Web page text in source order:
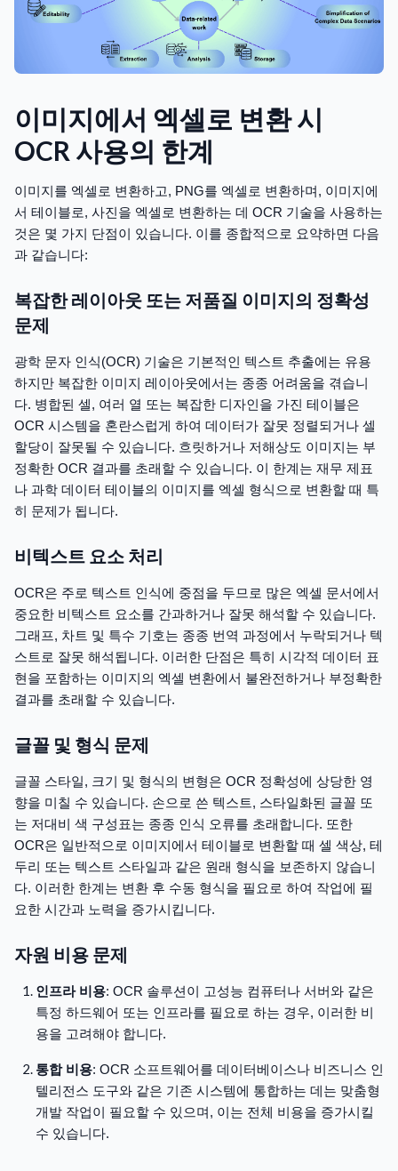
이미지에서 엑셀로 변환 시
OCR 사용의 한계
이미지를 엑셀로 변환하고, PNG를 엑셀로 변환하며, 이미지에
서 테이블로, 사진을 엑셀로 변환하는 데 OCR 기술을 사용하는
것은 몇 가지 단점이 있습니다. 이를 종합적으로 요약하면 다음
과 같습니다:
복잡한 레이아웃 또는 저품질 이미지의 정확성
문제
광학 문자 인식(OCR) 기술은 기본적인 텍스트 추출에는 유용
하지만 복잡한 이미지 레이아웃에서는 종종 어려움을 겪습니
다. 병합된 셀, 여러 열 또는 복잡한 디자인을 가진 테이블은
OCR 시스템을 혼란스럽게 하여 데이터가 잘못 정렬되거나 셀
할당이 잘못될 수 있습니다. 흐릿하거나 저해상도 이미지는 부
정확한 OCR 결과를 초래할 수 있습니다. 이 한계는 재무 제표
나 과학 데이터 테이블의 이미지를 엑셀 형식으로 변환할 때 특
히 문제가 됩니다.
비텍스트 요소 처리
OCR은 주로 텍스트 인식에 중점을 두므로 많은 엑셀 문서에서
중요한 비텍스트 요소를 간과하거나 잘못 해석할 수 있습니다.
그래프, 차트 및 특수 기호는 종종 번역 과정에서 누락되거나 텍
스트로 잘못 해석됩니다. 이러한 단점은 특히 시각적 데이터 표
현을 포함하는 이미지의 엑셀 변환에서 불완전하거나 부정확한
결과를 초래할 수 있습니다.
글꼴 및 형식 문제
글꼴 스타일, 크기 및 형식의 변형은 OCR 정확성에 상당한 영
향을 미칠 수 있습니다. 손으로 쓴 텍스트, 스타일화된 글꼴 또
는 저대비 색 구성표는 종종 인식 오류를 초래합니다. 또한
OCR은 일반적으로 이미지에서 테이블로 변환할 때 셀 색상, 테
두리 또는 텍스트 스타일과 같은 원래 형식을 보존하지 않습니
다. 이러한 한계는 변환 후 수동 형식을 필요로 하여 작업에 필
요한 시간과 노력을 증가시킵니다.
자원 비용 문제
인프라 비용: OCR 솔루션이 고성능 컴퓨터나 서버와 같은
특정 하드웨어 또는 인프라를 필요로 하는 경우, 이러한 비
용을 고려해야 합니다.
통합 비용: OCR 소프트웨어를 데이터베이스나 비즈니스 인
텔리전스 도구와 같은 기존 시스템에 통합하는 데는 맞춤형
개발 작업이 필요할 수 있으며, 이는 전체 비용을 증가시킬
수 있습니다.